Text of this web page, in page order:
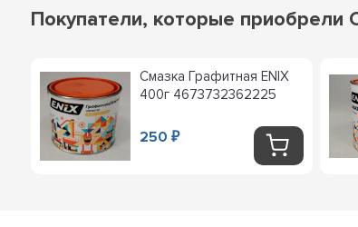
Покупатели, которые приобрели
Смазка Графитная ENIX
400г 4673732362225
250₽